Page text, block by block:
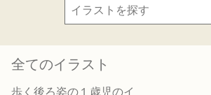
全てのイラスト
歩く後ろ姿の１歳児のイ